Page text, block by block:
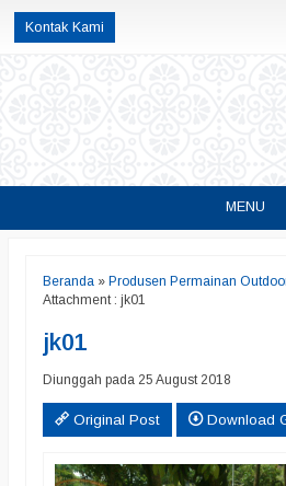
Kontak Kami
MENU
Beranda » Produsen Permainan
Attachment : jk01
jk01
Diunggah pada 25 August 2018
Original Post Download